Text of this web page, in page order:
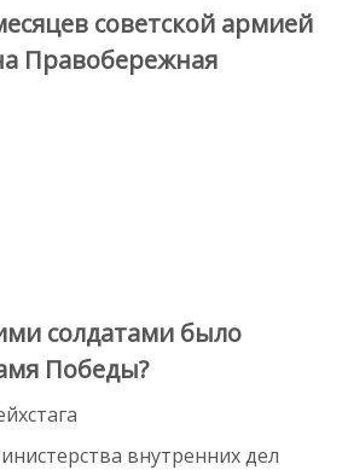
советской армией
Правобережная
солдатами было
Победы?
внутренних дел